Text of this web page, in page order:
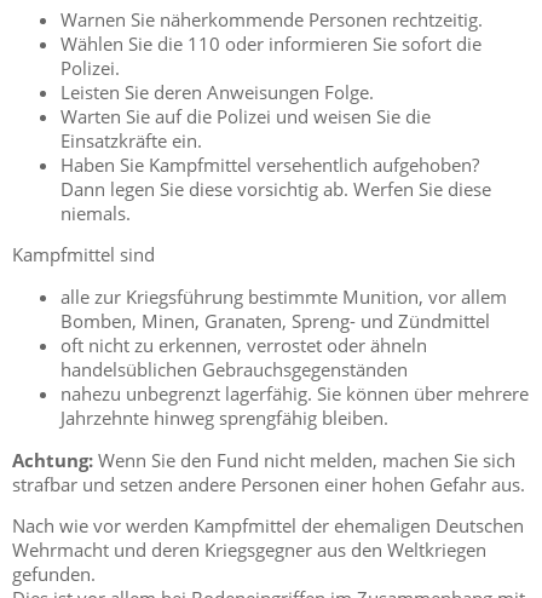
Warnen Sie näherkommende Personen rechtzeitig.
Wählen Sie die 110 oder informieren Sie sofort die
Polizei.
Leisten Sie deren Anweisungen Folge.
Warten Sie auf die Polizei und weisen Sie die
Einsatzkräfte ein.
Haben Sie Kampfmittel versehentlich aufgehoben?
Dann legen Sie diese vorsichtig ab. Werfen Sie diese
niemals.
Kampfmittel sind
alle zur Kriegsführung bestimmte Munition, vor allem
Bomben, Minen, Granaten, Spreng- und Zündmittel
oft nicht zu erkennen, verrostet oder ähneln
handelsüblichen Gebrauchsgegenständen
nahezu unbegrenzt lagerfähig. Sie können über mehrere
Jahrzehnte hinweg sprengfähig bleiben.
Achtung: Wenn Sie den Fund nicht melden, machen Sie sich
strafbar und setzen andere Personen einer hohen Gefahr aus.
Nach wie vor werden Kampfmittel der ehemaligen Deutschen
Wehrmacht und deren Kriegsgegner aus den Weltkriegen
gefunden.